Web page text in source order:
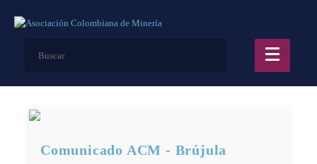
Comunicado ACM - Brújula